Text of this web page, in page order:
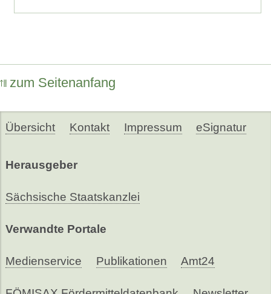
zum Seitenanfang
Übersicht Kontakt Impressum eSignatur
Herausgeber
Sächsische Staatskanzlei
Verwandte Portale
Medienservice Publikationen Amt24